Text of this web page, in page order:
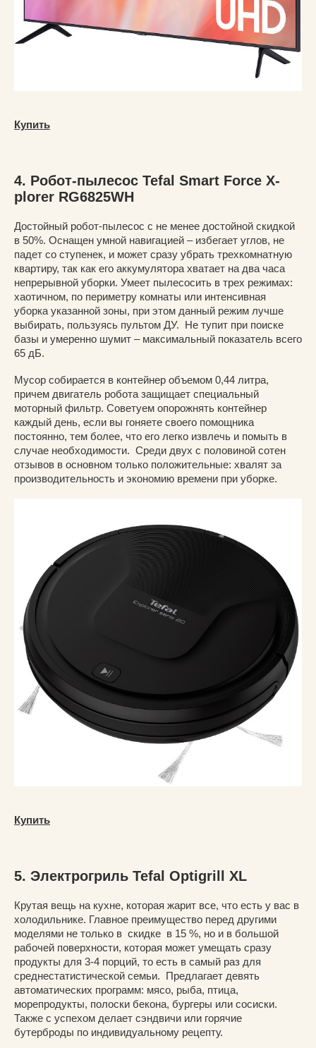
Купить
4. Робот-пылесос Tefal Smart Force X-
plorer RG6825WH
Достойный робот-пылесос с не менее достойной скидкой
в 50%. Оснащен умной навигацией – избегает углов, не
падет со ступенек, и может сразу убрать трехкомнатную
квартиру, так как его аккумулятора хватает на два часа
непрерывной уборки. Умеет пылесосить в трех режимах:
хаотичном, по периметру комнаты или интенсивная
уборка указанной зоны, при этом данный режим лучше
выбирать, пользуясь пультом ДУ. Не тупит при поиске
базы и умеренно шумит – максимальный показатель всего
65 дБ.
Мусор собирается в контейнер объемом 0,44 литра,
причем двигатель робота защищает специальный
моторный фильтр. Советуем опорожнять контейнер
каждый день, если вы гоняете своего помощника
постоянно, тем более, что его легко извлечь и помыть в
случае необходимости. Среди двух с половиной сотен
отзывов в основном только положительные: хвалят за
производительность и экономию времени при уборке.
Купить
5. Электрогриль Tefal Optigrill XL
Крутая вещь на кухне, которая жарит все, что есть у вас в
холодильнике. Главное преимущество перед другими
моделями не только в скидке в 15 %, но и в большой
рабочей поверхности, которая может умещать сразу
продукты для 3-4 порций, то есть в самый раз для
среднестатистической семьи. Предлагает девять
автоматических программ: мясо, рыба, птица,
морепродукты, полоски бекона, бургеры или сосиски.
Также с успехом делает сэндвичи или горячие
бутерброды по индивидуальному рецепту.